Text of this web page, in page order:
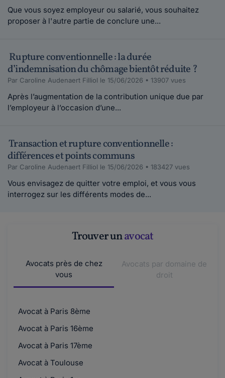
Que vous soyez employeur ou salarié, vous souhaitez
proposer à l'autre partie de conclure une...
Rupture conventionnelle : la durée
d’indemnisation du chômage bientôt réduite ?
Par Caroline Audenaert Filliol le 15/06/2026 • 13907 vues
Après l’augmentation de la contribution unique due par
l’employeur à l’occasion d’une...
Transaction et rupture conventionnelle :
différences et points communs
Par Caroline Audenaert Filliol le 15/06/2026 • 183427 vues
Vous envisagez de quitter votre emploi, et vous vous
interrogez sur les différents modes de...
Trouver unavocat
Avocats près de chez
vous
Avocats par domaine de
droit
Avocat à Paris 8ème
Avocat à Paris 16ème
Avocat à Paris 17ème
Avocat à Toulouse